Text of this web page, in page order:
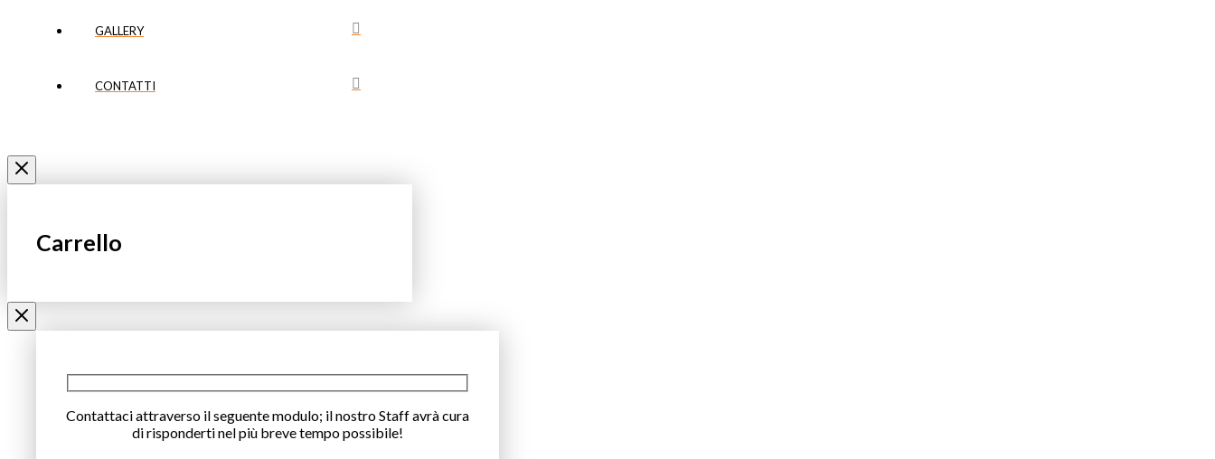
GALLERY
CONTATTI
Carrello
Contattaci attraverso il seguente modulo; il nostro Staff avrà cura
di risponderti nel più breve tempo possibile!